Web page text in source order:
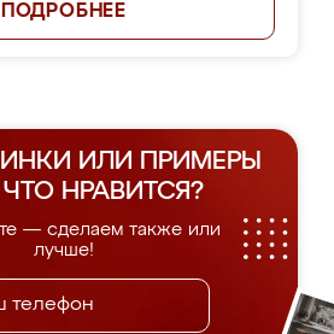
ПОДРОБНЕЕ
ИЛИ ПРИМЕРЫ
ЧТО НРАВИТСЯ?
— сделаем также или
лучше!